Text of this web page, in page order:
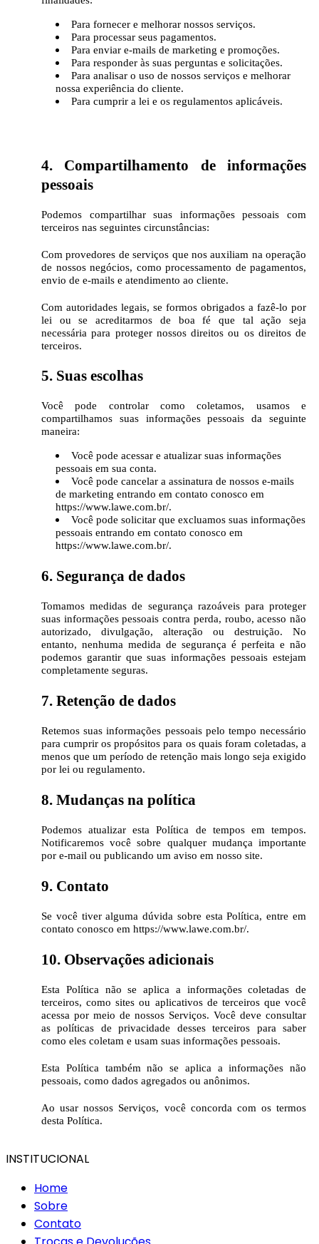
Para fornecer e melhorar nossos serviços.
Para processar seus pagamentos.
Para enviar e-mails de marketing e promoções.
Para responder às suas perguntas e solicitações.
Para analisar o uso de nossos serviços e melhorar
nossa experiência do cliente.
Para cumprir a lei e os regulamentos aplicáveis.
4. Compartilhamento de informações
pessoais
Podemos compartilhar suas informações pessoais com
terceiros nas seguintes circunstâncias:
Com provedores de serviços que nos auxiliam na operação
de nossos negócios, como processamento de pagamentos,
envio de e-mails e atendimento ao cliente.
Com autoridades legais, se formos obrigados a fazê-lo por
lei ou se acreditarmos de boa fé que tal ação seja
necessária para proteger nossos direitos ou os direitos de
terceiros.
5. Suas escolhas
Você pode controlar como coletamos, usamos e
compartilhamos suas informações pessoais da seguinte
maneira:
Você pode acessar e atualizar suas informações
pessoais em sua conta.
Você pode cancelar a assinatura de nossos e-mails
de marketing entrando em contato conosco em
https://www.lawe.com.br/.
Você pode solicitar que excluamos suas informações
pessoais entrando em contato conosco em
https://www.lawe.com.br/.
6. Segurança de dados
Tomamos medidas de segurança razoáveis para proteger
suas informações pessoais contra perda, roubo, acesso não
autorizado, divulgação, alteração ou destruição. No
entanto, nenhuma medida de segurança é perfeita e não
podemos garantir que suas informações pessoais estejam
completamente seguras.
7. Retenção de dados
Retemos suas informações pessoais pelo tempo necessário
para cumprir os propósitos para os quais foram coletadas, a
menos que um período de retenção mais longo seja exigido
por lei ou regulamento.
8. Mudanças na política
Podemos atualizar esta Política de tempos em tempos.
Notificaremos você sobre qualquer mudança importante
por e-mail ou publicando um aviso em nosso site.
9. Contato
Se você tiver alguma dúvida sobre esta Política, entre em
contato conosco em https://www.lawe.com.br/.
10. Observações adicionais
Esta Política não se aplica a informações coletadas de
terceiros, como sites ou aplicativos de terceiros que você
acessa por meio de nossos Serviços. Você deve consultar
as políticas de privacidade desses terceiros para saber
como eles coletam e usam suas informações pessoais.
Esta Política também não se aplica a informações não
pessoais, como dados agregados ou anônimos.
Ao usar nossos Serviços, você concorda com os termos
desta Política.
INSTITUCIONAL
Home
Sobre
Contato